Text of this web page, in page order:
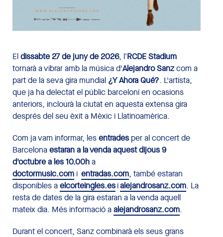
Eldissabte 27 de juny de 2026, l’RCDE Stadium
tornarà a vibrar amb la música d'Alejandro Sanzcom a
part de la seva gira mundial ¿Y Ahora Qué?. L'artista,
que ja ha delectat el públic barceloní en ocasions
anteriors, inclourà la ciutat en aquesta extensa gira
després del seu èxit a Mèxic i Llatinoamèrica.
Com ja vam informar, lesentrades per al concert de
Barcelonaestaran a la venda aquest dijous 9
d'octubre a les 10.00ha
doctormusic.com i entradas.com, també estaran
disponibles aelcorteingles.esialejandrosanz.com. La
resta de dates de la gira estaran a la venda aquell
mateix dia. Més informació aalejandrosanz.com.
Durant el concert, Sanz combinarà els seus grans